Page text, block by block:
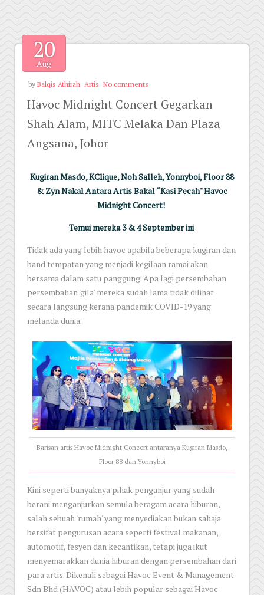
20
Aug
by Balqis Athirah Artis No comments
Havoc Midnight Concert Gegarkan
Shah Alam, MITC Melaka Dan Plaza
Angsana, Johor
Kugiran Masdo, KClique, Noh Salleh, Yonnyboi, Floor 88
& Zyn Nakal Antara Artis Bakal “Kasi Pecah" Havoc
Midnight Concert!
Temui mereka 3 & 4 September ini
Tidak ada yang lebih havoc apabila beberapa kugiran dan
band tempatan yang menjadi kegilaan ramai akan
bersama dalam satu panggung. Apa lagi persembahan
persembahan 'gila' mereka sudah lama tidak dilihat
secara langsung kerana pandemik COVID-19 yang
melanda dunia.
Barisan artis Havoc Midnight Concert antaranya Kugiran Masdo,
Floor 88 dan Yonnyboi
Kini seperti banyaknya pihak penganjur yang sudah
berani menganjurkan semula beragam acara hiburan,
salah sebuah 'rumah' yang menyediakan bukan sahaja
bersifat pengurusan acara seperti festival makanan,
automotif, fesyen dan kecantikan, tetapi juga ikut
menyemarakkan dunia hiburan dengan persembahan dari
para artis. Dikenali sebagai Havoc Event & Management
Sdn Bhd (HAVOC) atau lebih popular sebagai Havoc